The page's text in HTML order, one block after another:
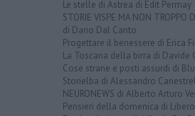
Le stelle di Astrea di Edit Permay
STORIE VISPE MA NON TROPPO
di Dario Dal Canto
Progettare il benessere di Erica
La Toscana della birra di Davide
Cose strane e posti assurdi di
Storielba di Alessandro
NEURONEWS di Alberto Arturo
Pensieri della domenica di